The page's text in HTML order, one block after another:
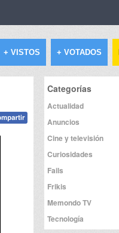
+ VISTOS + VOTADOS
Categorías
Actualidad
Anuncios
Cine y televisión
Curiosidades
Fails
Frikis
Memondo TV
Tecnología